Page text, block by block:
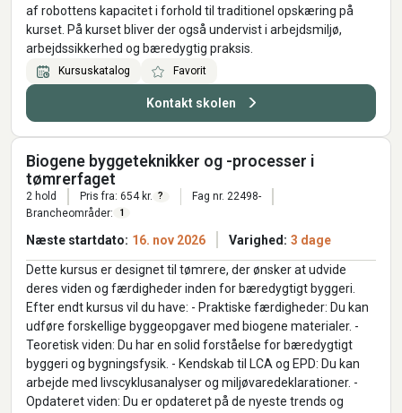
af robottens kapacitet i forhold til traditionel opskæring på
kurset. På kurset bliver der også undervist i arbejdsmiljø,
arbejdssikkerhed og bæredygtig praksis.
Kursuskatalog Favorit
Kontakt skolen
Biogene byggeteknikker og -processer i
tømrerfaget
2 hold Pris fra: 654 kr. ?
Fag nr. 22498-
Brancheområder:
1
Næste startdato: 16. nov 2026 Varighed: 3 dage
Dette kursus er designet til tømrere, der ønsker at udvide
deres viden og færdigheder inden for bæredygtigt byggeri.
Efter endt kursus vil du have: - Praktiske færdigheder: Du kan
udføre forskellige byggeopgaver med biogene materialer. -
Teoretisk viden: Du har en solid forståelse for bæredygtigt
byggeri og bygningsfysik. - Kendskab til LCA og EPD: Du kan
arbejde med livscyklusanalyser og miljøvaredeklarationer. -
Opdateret viden: Du er opdateret på de nyeste trends og